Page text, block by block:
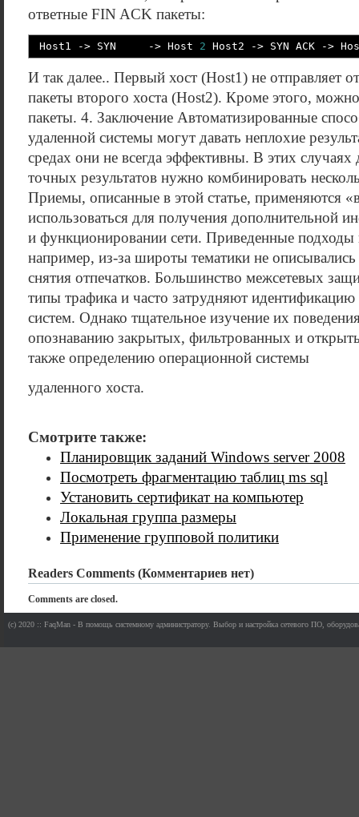
ответные FIN ACK пакеты:
Host1 -> SYN -> Host 2 Host2 -> SYN ACK ->
И так далее.. Первый хост (Host1) не отправляет
пакеты второго хоста (Host2). Кроме этого,
пакеты. 4. Заключение Автоматизированные
удаленной системы могут давать неплохие
средах они не всегда эффективны. В этих случаях
точных результатов нужно комбинировать
Приемы, описанные в этой статье, применяются
использоваться для получения дополнительной
и функционировании сети. Приведенные подходы
например, из-за широты тематики не
снятия отпечатков. Большинство межсетевых
типы трафика и часто затрудняют
систем. Однако тщательное изучение их
опознаванию закрытых, фильтрованных и
также определению операционной системы
удаленного хоста.
Смотрите также:
Планировщик заданий Windows server 2008
Посмотреть фрагментацию таблиц ms sql
Установить сертификат на компьютер
Локальная группа размеры
Применение групповой политики
Readers Comments (Комментариев нет)
Comments are closed.
(c) 2020 :: FaqMan - В помощь системному администратору. Выбор и настройка сетевого ПО,